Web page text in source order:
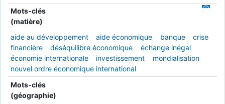
Mots-clés
(matière)
aide au développement
aide économique banque
crise
financière
déséquilibre économique
échange inégal
économie internationale
investissement
mondialisation
nouvel ordre économique international
Mots-clés
(géographie)